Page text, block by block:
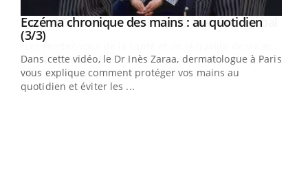
Youtube
Youtube
Eczéma chronique des mains : au quotidien
(3/3)Youtube
Dans cette vidéo, le Dr Inès Zaraa, dermatologue à Paris,
vous explique comment protéger vos mains au
quotidien et éviter les ...